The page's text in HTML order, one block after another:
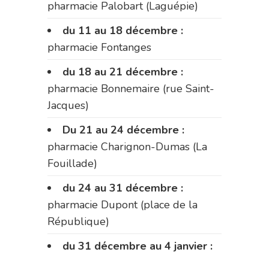
pharmacie Palobart (Laguépie)
du 11 au 18 décembre :
pharmacie Fontanges
du 18 au 21 décembre :
pharmacie Bonnemaire (rue Saint-
Jacques)
Du 21 au 24 décembre :
pharmacie Charignon-Dumas (La
Fouillade)
du 24 au 31 décembre :
pharmacie Dupont (place de la
République)
du 31 décembre au 4 janvier :